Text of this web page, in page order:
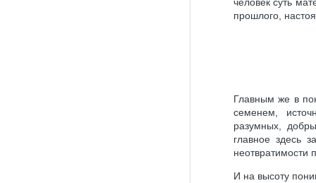
прошлого,
Главным же в
семенем,
разумных,
главное здесь
неотвратимости
И на высоту